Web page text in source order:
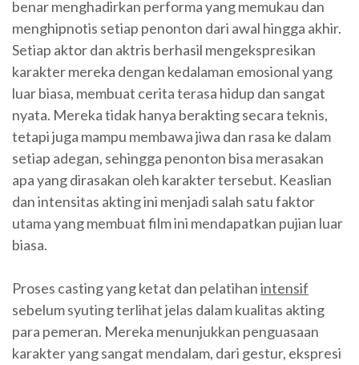
benar menghadirkan performa yang memukau dan
menghipnotis setiap penonton dari awal hingga akhir.
Setiap aktor dan aktris berhasil mengekspresikan
karakter mereka dengan kedalaman emosional yang
luar biasa, membuat cerita terasa hidup dan sangat
nyata. Mereka tidak hanya berakting secara teknis,
tetapi juga mampu membawa jiwa dan rasa ke dalam
setiap adegan, sehingga penonton bisa merasakan
apa yang dirasakan oleh karakter tersebut. Keaslian
dan intensitas akting ini menjadi salah satu faktor
utama yang membuat film ini mendapatkan pujian luar
biasa.
Proses casting yang ketat dan pelatihanintensif
sebelum syuting terlihat jelas dalam kualitas akting
para pemeran. Mereka menunjukkan penguasaan
karakter yang sangat mendalam, dari gestur, ekspresi